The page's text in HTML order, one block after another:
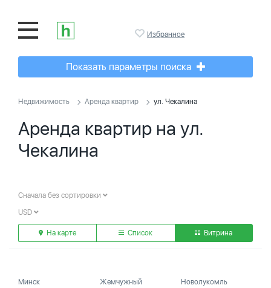
Избранное
Показать параметры поиска
Недвижимость Аренда квартир ул. Чекалина
Аренда квартир на ул.
Чекалина
Сначала без сортировки
USD
На карте Список Витрина
Минск
Жемчужный
Новолукомль